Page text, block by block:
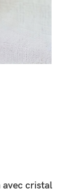
avec cristal